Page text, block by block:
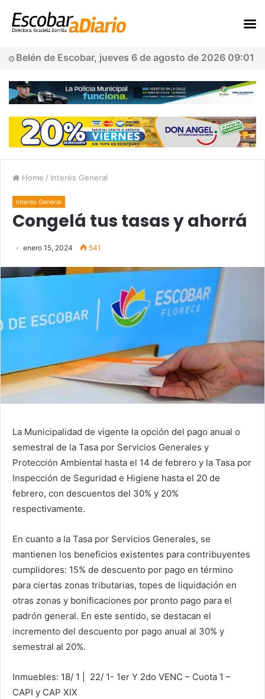
Belén de Escobar, jueves 6 de agosto de 2026 09:01
Home / Interés General
Interés General
Congelá tus tasas y ahorrá
enero 15, 2024 541
La Municipalidad de vigente la opción del pago anual o
semestral de la Tasa por Servicios Generales y
Protección Ambiental hasta el 14 de febrero y la Tasa por
Inspección de Seguridad e Higiene hasta el 20 de
febrero, con descuentos del 30% y 20%
respectivamente.
En cuanto a la Tasa por Servicios Generales, se
mantienen los beneficios existentes para contribuyentes
cumplidores: 15% de descuento por pago en término
para ciertas zonas tributarias, topes de liquidación en
otras zonas y bonificaciones por pronto pago para el
padrón general. En este sentido, se destacan el
incremento del descuento por pago anual al 30% y
semestral al 20%.
Inmuebles: 18/ 1 | 22/ 1- 1er Y 2do VENC – Cuota 1 –
CAPI y CAP XIX